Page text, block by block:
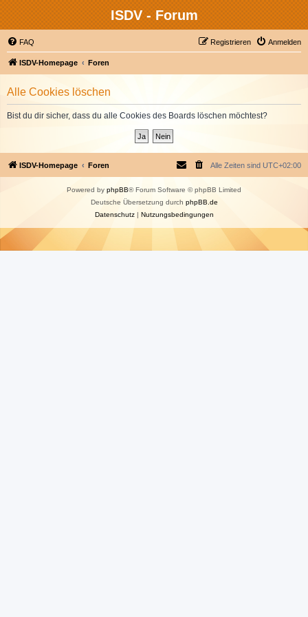
ISDV - Forum
FAQ Anmelden
Registrieren
ISDV-Homepage Foren
Alle Cookies löschen
Bist du dir sicher, dass du alle Cookies des Boards löschen möchtest?
ISDV-Homepage Foren Alle Zeiten sind UTC+02:00
Powered by phpBB® Forum Software © phpBB Limited
Deutsche Übersetzung durch phpBB.de
Datenschutz| Nutzungsbedingungen